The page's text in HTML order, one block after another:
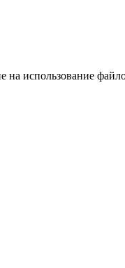
на использование